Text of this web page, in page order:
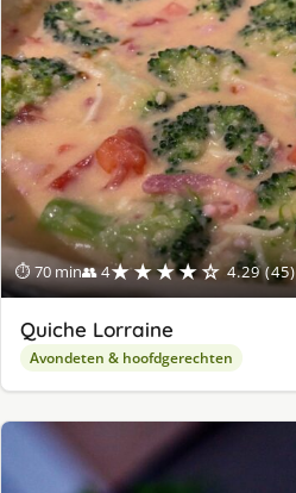
⏱ 70 min👥 4★★★★☆ 4.29 (45)
Quiche Lorraine
Avondeten & hoofdgerechten